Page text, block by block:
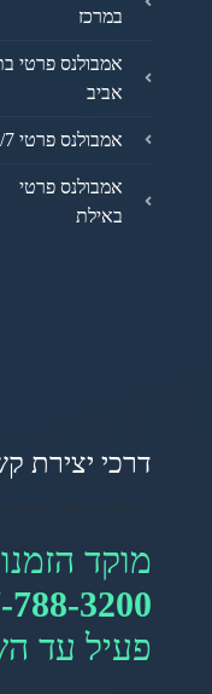
במרכז
אמבולנס פרטי
אביב
אמבולנס פרטי 24/7
אמבולנס פרטי
באילת
דרכי יצירת
מוקד
788-3200
פעיל עד